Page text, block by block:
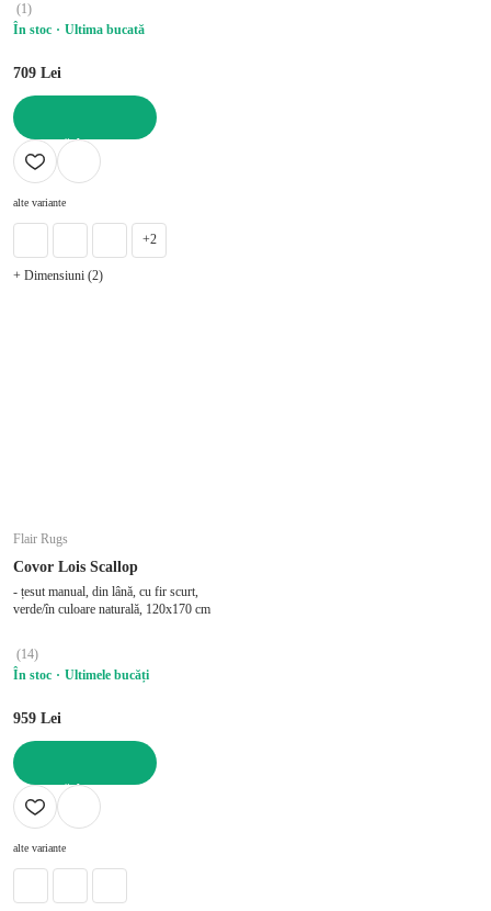
(1)
În stoc
Ultima bucată
709 Lei
ADAUGĂ ÎN COȘ
alte variante
+2
+ Dimensiuni (2)
Flair Rugs
Covor Lois Scallop
- țesut manual, din lână, cu fir scurt,
verde/în culoare naturală, 120x170 cm
(14)
În stoc
Ultimele bucăți
959 Lei
ADAUGĂ ÎN COȘ
alte variante